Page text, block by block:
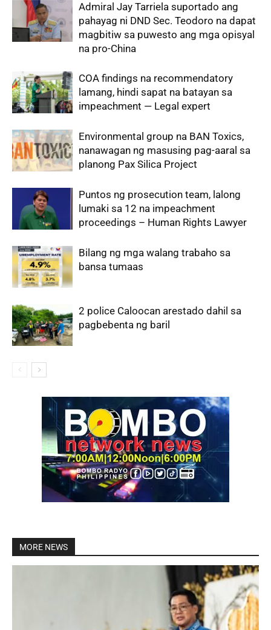
Admiral Jay Tarriela suportado ang
pahayag ni DND Sec. Teodoro na dapat
magbitiw sa puwesto ang mga opisyal
na pro-China
COA findings na recommendatory
lamang, hindi sapat na batayan sa
impeachment — Legal expert
Environmental group na BAN Toxics,
nanawagan ng masusing pag-aaral sa
planong Pax Silica Project
Puntos ng prosecution team, lalong
lumaki sa 12 na impeachment
proceedings – Human Rights Lawyer
Bilang ng mga walang trabaho sa
bansa tumaas
2 police Caloocan arestado dahil sa
pagbebenta ng baril
MORE NEWS